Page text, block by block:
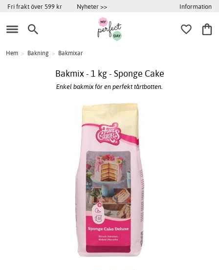
Fri frakt över 599 kr Nyheter >> Information
Hem > Bakning > Bakmixar
Bakmix - 1 kg - Sponge Cake
Enkel bakmix för en perfekt tårtbotten.